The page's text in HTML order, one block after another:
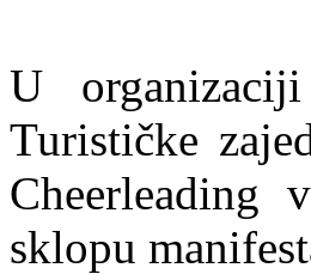
U
Turističke
Cheerleading
sklopu